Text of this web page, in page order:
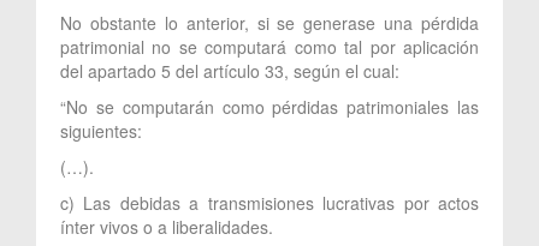
No obstante lo anterior, si se generase una pérdida
patrimonial no se computará como tal por aplicación
del apartado 5 del artículo 33, según el cual:
“No se computarán como pérdidas patrimoniales las
siguientes:
(…).
c) Las debidas a transmisiones lucrativas por actos
ínter vivos o a liberalidades.